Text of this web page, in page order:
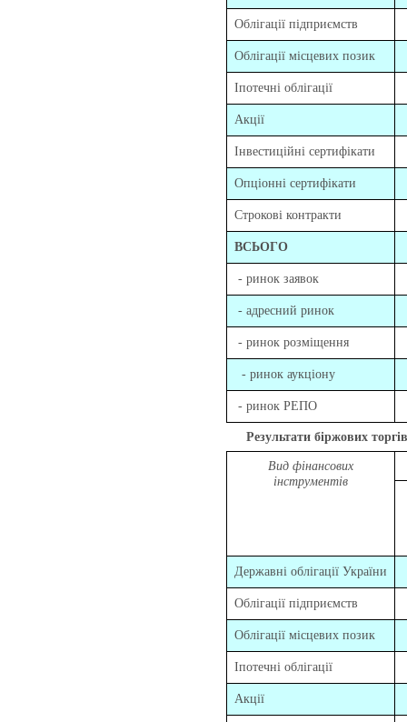
Облігації підприємств
Облігації місцевих позик
Іпотечні облігації
Акції
Інвестиційні сертифікати
Опціонні сертифікати
Строкові контракти
ВСЬОГО
- ринок заявок
- адресний ринок
- ринок розміщення
- ринок аукціону
- ринок РЕПО
Результати біржових торгів
Вид фінансових
інструментів
Державні облігації України
Облігації підприємств
Облігації місцевих позик
Іпотечні облігації
Акції